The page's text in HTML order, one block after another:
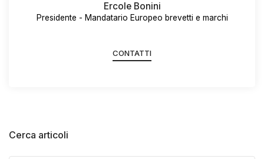
Ercole Bonini
Presidente - Mandatario Europeo brevetti e marchi
CONTATTI
Cerca articoli